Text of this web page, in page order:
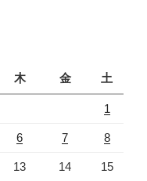
木 金 土
1
6 7 8
13 14 15